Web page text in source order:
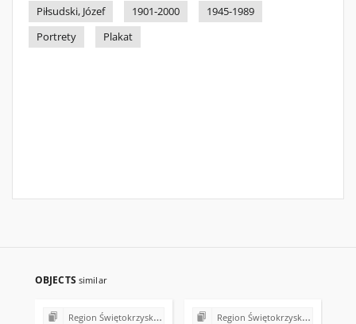
Piłsudski, Józef
1901-2000
1945-1989
Portrety
Plakat
OBJECTS similar
Region Świętokrzyski NSZZ "Solidarność". Delegatura Starachowice Region Świętokrzyski NSZZ "Solidarność". Delegatura Starachowice